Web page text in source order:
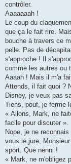
contrôler.
Aaaaaaah !
Le coup du
que ça le fait rire.
bouche à travers ce
pelle. Pas de
s'approche ! Il
comme les autres ou
Aaaah ! Mais il m'a
Attends, il fait quoi ?
Disney, je veux pas
Tiens, pouf, je ferme
« Allons, Mark, ne
facile pour discuter ».
Nope, je ne
vous le jure,
sport. Que nenni !
« Mark, ne m'obligez